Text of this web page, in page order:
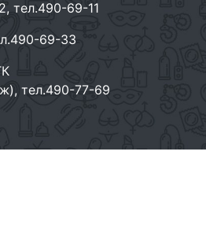
тел.490-69-11
69-33
тел.490-77-69